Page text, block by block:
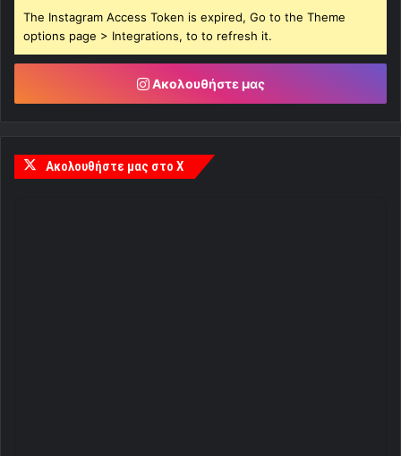
The Instagram Access Token is expired, Go to the Theme
options page > Integrations, to to refresh it.
Ακολουθήστε μας
Ακολουθήστε μας στο X